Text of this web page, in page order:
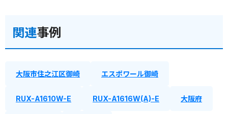
関連事例
大阪市住之江区御崎 エスポワール御崎
RUX-A1610W-E RUX-A1616W(A)-E 大阪府